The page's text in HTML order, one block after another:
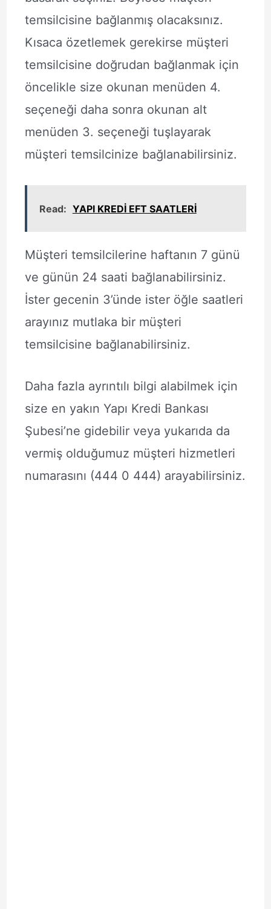
temsilcisine bağlanmış olacaksınız.
Kısaca özetlemek gerekirse müşteri
temsilcisine doğrudan bağlanmak için
öncelikle size okunan menüden 4.
seçeneği daha sonra okunan alt
menüden 3. seçeneği tuşlayarak
müşteri temsilcinize bağlanabilirsiniz.
Read: YAPI KREDİ EFT SAATLERİ
Müşteri temsilcilerine haftanın 7 günü
ve günün 24 saati bağlanabilirsiniz.
İster gecenin 3’ünde ister öğle saatleri
arayınız mutlaka bir müşteri
temsilcisine bağlanabilirsiniz.
Daha fazla ayrıntılı bilgi alabilmek için
size en yakın Yapı Kredi Bankası
Şubesi’ne gidebilir veya yukarıda da
vermiş olduğumuz müşteri hizmetleri
numarasını (444 0 444) arayabilirsiniz.